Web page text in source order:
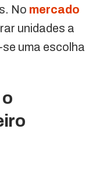
No mercado
unidades a
uma escolha